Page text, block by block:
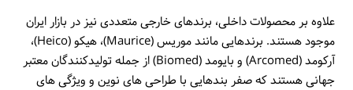
علاوه بر محصولات داخلی، برندهای خارجی متعددی نیز در بازار ایران
موجود هستند. برندهایی مانند موریس (Maurice)، هیکو (Heico)،
آرکومد (Arcomed) و بایومد (Biomed) از جمله تولیدکنندگان معتبر
جهانی هستند که صفر بندهایی با طراحی های نوین و ویژگی های